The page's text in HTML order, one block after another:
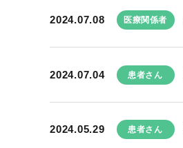
2024.07.08 医療関係者
2024.07.04 患者さん
2024.05.29 患者さん